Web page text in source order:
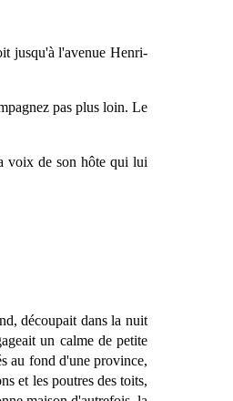
jusqu'à l'avenue Henri-
pas plus loin. Le
voix de son hôte qui lui
découpait dans la nuit
un calme de petite
au fond d'une province,
et les poutres des toits,